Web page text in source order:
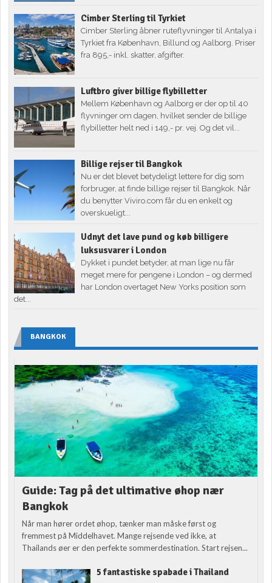
Cimber Sterling til Tyrkiet
Cimber Sterling åbner ruteflyvninger til Antalya i
Tyrkiet fra København, Billund og Aalborg. Priser
fra 895,- inkl. skatter, afgifter.
Luftbro giver billige flybilletter
Mellem København og Aalborg er der op til 40
flyvninger om dagen, hvilket sender de billige
flybilletter helt ned i 149,- pr. vej. Og det vil...
Billige rejser til Bangkok
Nu er det blevet betydeligt lettere for dig som
forbruger, at finde billige rejser til Bangkok. Når
du benytter Viviro.com får du en enkelt og
overskueligt...
Udnyt det lave pund og køb billigere
luksusvarer i London
Dykket i pundet betyder, at man lige nu får
meget mere for pengene i London – og dermed
har London overtaget New Yorks position som
det...
BANGKOK
Guide: Tag på det ultimative øhop nær
Bangkok
Når man hører ordet øhop, tænker man måske først og
fremmest på Middelhavet. Mange rejsende ved ikke, at
Thailands øer er den perfekte sommerdestination. Start rejsen...
5 fantastiske spabade i Thailand